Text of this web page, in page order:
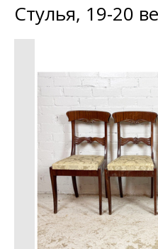
Стулья, 19-20